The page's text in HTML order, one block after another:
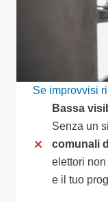
Se improvvisi
Bassa
Senza un
comunali
elettori
e il tuo